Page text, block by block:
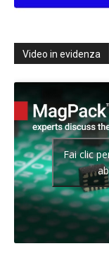
Video in evidenza
Fai clic